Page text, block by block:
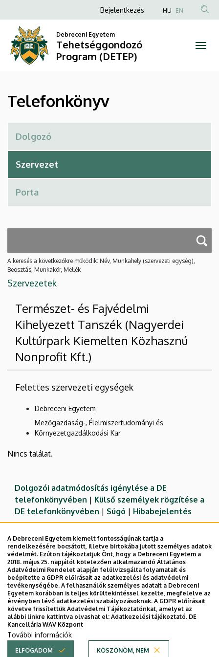
Telefonkönyv
Tehetséggondozó
Program
(DETEP)
a
tartalomra
Anonim
fiók
menüje
Bejelentkezés HU EN
Debreceni Egyetem
Tehetséggondozó
Program (DETEP)
Telefonkönyv
A keresés a következőkre működik: Név, Munkahely (szervezeti egység),
Beosztás, Munkakör, Mellék
Szervezetek
Természet- és Fajvédelmi
Kihelyezett Tanszék (Nagyerdei
Kultúrpark Kiemelten Közhasznú
Nonprofit Kft.)
Felettes szervezeti egységek
Debreceni Egyetem
Mezőgazdaság-, Élelmiszertudományi és
Környezetgazdálkodási Kar
Nincs találat.
Dolgozói adatmódosítás igénylése a DE
telefonkönyvében | Külső személyek rögzítése a
DE telefonkönyvében | Súgó | Hibabejelentés
Adatvédelem
Adatvédelem
Copyright © 2026 Unideb
A Debreceni Egyetem kiemelt fontosságúnak tartja a
rendelkezésére bocsátott, illetve birtokába jutott személyes adatok
védelmét. Ezúton tájékoztatjuk Önt, hogy a Debreceni Egyetem a
2018. május 25. napjától kötelezően alkalmazandó Általános
Adatvédelmi Rendelet alapján felülvizsgálta folyamatait és
beépítette a GDPR előírásait az adatkezelési és adatvédelmi
tevékenységébe. A felhasználók személyes adatait a Debreceni
Egyetem korábban is teljes körültekintéssel kezelte, megfelelve az
érvényben lévő adatkezelési szabályozásoknak. A GDPR előírásait
követve frissítettük Adatvédelmi Tájékoztatónkat, amelyet az
alábbi linkre kattintva olvashat el: Adatkezelési tájékoztató. DE
Kancellária WAV Központ
További információk
ELFOGADOM KÖSZÖNÖM, NEM